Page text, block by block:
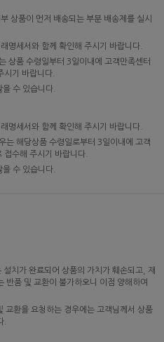
상품이 먼저 배송되는 부분 배송제를 실시
명세서와 함께 확인해 주시기 바랍니다.
상품 수령일부터 3일이내에 고객만족센터
기 바랍니다.
수 있습니다.
명세서와 함께 확인해 주시기 바랍니다.
는 해당상품 수령일로부터 3일이내에 고객
수해 주시기 바랍니다.
수 있습니다.
치가 완료되어 상품의 가치가 훼손되고, 재
반품 및 교환이 불가하오니 이점 양해하여
교환을 요청하는 경우에는 고객님께서 상품
.